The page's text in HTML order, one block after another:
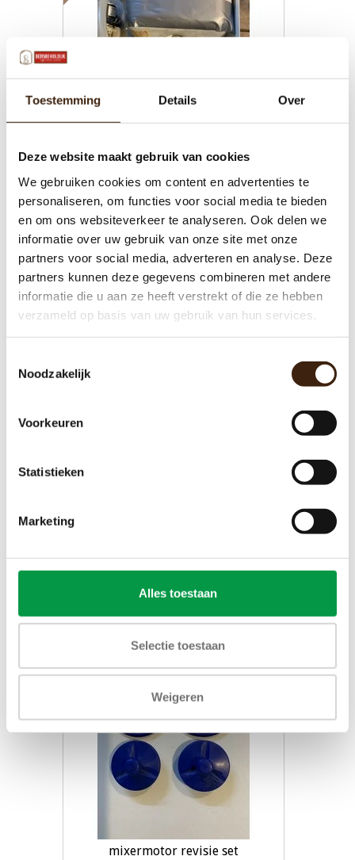
Toestemming Details Over
Deze website maakt gebruik van cookies
We gebruiken cookies om content en advertenties te
personaliseren, om functies voor social media te bieden
en om ons websiteverkeer te analyseren. Ook delen we
informatie over uw gebruik van onze site met onze
partners voor social media, adverteren en analyse. Deze
partners kunnen deze gegevens combineren met andere
informatie die u aan ze heeft verstrekt of die ze hebben
verzameld op basis van uw gebruik van hun services.
Noodzakelijk
Voorkeuren
Statistieken
Marketing
Alles toestaan
Selectie toestaan
Weigeren
Boiler gallery 210 / 220
€259,00
Meer informatie
Toevoegen aan winkelwagen
mixermotor revisie set